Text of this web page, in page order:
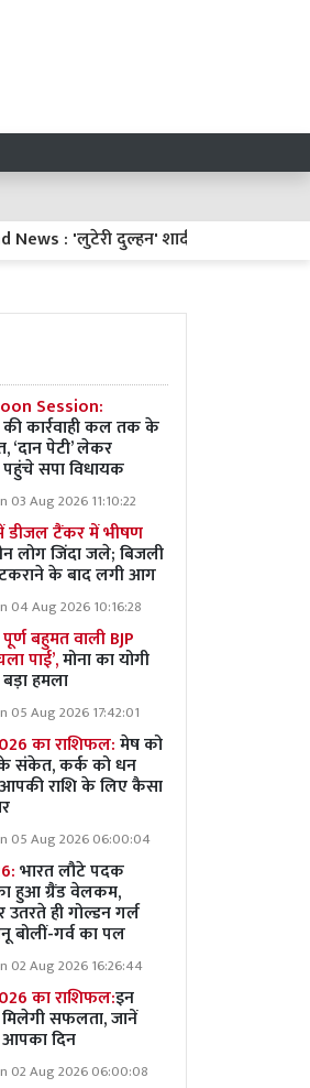
दुल्हन' शादी के 6 दिन बाद ससुराल
Session:
की कार्रवाही कल तक के
‘दान पेटी’ लेकर
पहुंचे सपा विधायक
03 Aug 2026 11:10:22
टैंकर में भीषण
लोग जिंदा जले; बिजली
के बाद लगी आग
04 Aug 2026 10:16:28
बहुमत वाली BJP
पाई’,मोना का योगी
हमला
05 Aug 2026 17:42:01
का राशिफल:मेष को
संकेत, कर्क को धन
राशि के लिए कैसा
05 Aug 2026 06:00:04
भारत लौटे पदक
हुआ ग्रैंड वेलकम,
उतरते ही गोल्डन गर्ल
बोलीं-गर्व का पल
02 Aug 2026 16:26:44
का राशिफल:इन
मिलेगी सफलता, जानें
दिन
02 Aug 2026 06:00:08